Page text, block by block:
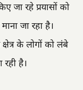
जा रहे प्रयासों को
जा रहा है।
के लोगों को लंबे
है।